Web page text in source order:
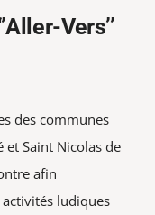
Vers’’
des communes
et Saint Nicolas de
afin
ludiques